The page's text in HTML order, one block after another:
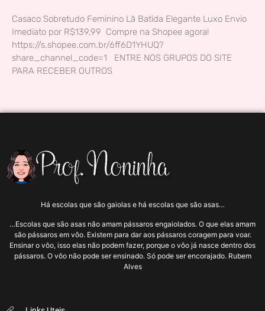
Casaco Sobretudo Feminino Lã Batida Elegante Luxo Envio
Imediato por R$139,99 Compre na Shopee agora!
https://s.shopee.com.br/6ff6D1YHUQ?
share_channel_code=1 ENTRE NOS GRUPOS DO SITE
PARA RECEBER OUTROS
Há escolas que são gaiolas e há escolas que são asas…
…Escolas que são asas não amam pássaros engaiolados. O que elas amam
são pássaros em vôo. Existem para dar aos pássaros coragem para voar.
Ensinar o vôo, isso elas não podem fazer, porque o vôo já nasce dentro dos
pássaros. O vôo não pode ser ensinado. Só pode ser encorajado. Rubem
Alves